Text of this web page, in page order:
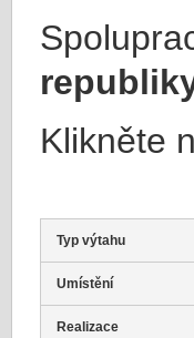
Klikněte
Typ výtahu
Umístění
Realizace